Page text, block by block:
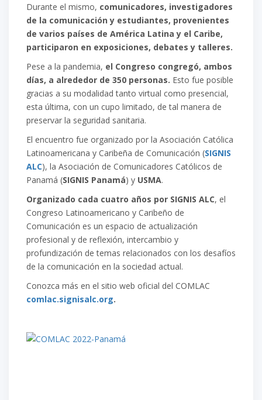
Durante el mismo, comunicadores, investigadores
de la comunicación y estudiantes, provenientes
de varios países de América Latina y el Caribe,
participaron en exposiciones, debates y talleres.
Pese a la pandemia, el Congreso congregó, ambos
días, a alrededor de 350 personas. Esto fue posible
gracias a su modalidad tanto virtual como presencial,
esta última, con un cupo limitado, de tal manera de
preservar la seguridad sanitaria.
El encuentro fue organizado por la Asociación Católica
Latinoamericana y Caribeña de Comunicación (SIGNIS
ALC), la Asociación de Comunicadores Católicos de
Panamá (SIGNIS Panamá) y USMA.
Organizado cada cuatro años por SIGNIS ALC, el
Congreso Latinoamericano y Caribeño de
Comunicación es un espacio de actualización
profesional y de reflexión, intercambio y
profundización de temas relacionados con los desafíos
de la comunicación en la sociedad actual.
Conozca más en el sitio web oficial del COMLAC
comlac.signisalc.org.